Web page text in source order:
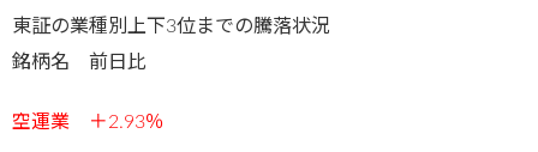
東証の業種別上下3位までの騰落状況
銘柄名 前日比
空運業 ＋2.93％